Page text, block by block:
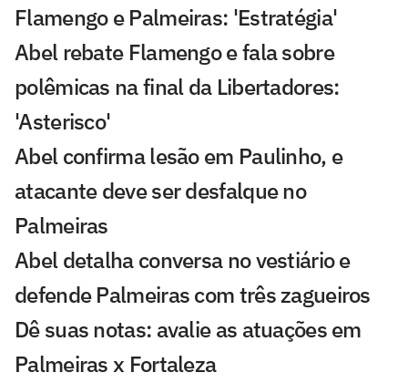
Flamengo e Palmeiras: 'Estratégia'
Abel rebate Flamengo e fala sobre
polêmicas na final da Libertadores:
'Asterisco'
Abel confirma lesão em Paulinho, e
atacante deve ser desfalque no
Palmeiras
Abel detalha conversa no vestiário e
defende Palmeiras com três zagueiros
Dê suas notas: avalie as atuações em
Palmeiras x Fortaleza